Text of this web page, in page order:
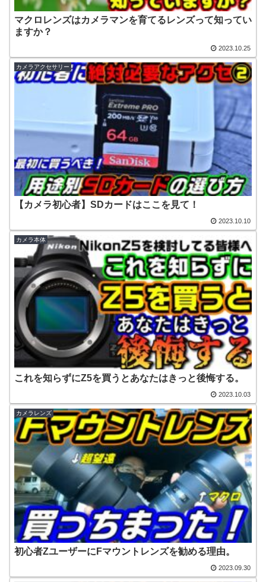
マクロレンズはカメラマンを育てるレンズって知ってい
ますか？
2023.10.25
カメラアクセサリー
【カメラ初心者】SDカードはここを見て！
2023.10.10
カメラ本体
これを知らずにZ5を買うとあなたはきっと後悔する。
2023.10.03
カメラレンズ
初心者ZユーザーにFマウントレンズを勧める理由。
2023.09.30